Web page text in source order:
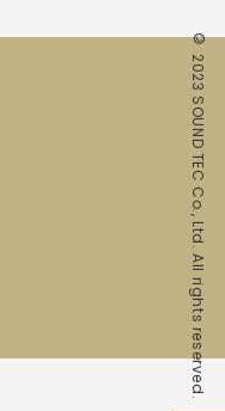
© 2023 SOUND TEC Co., Ltd. All rights reserved.